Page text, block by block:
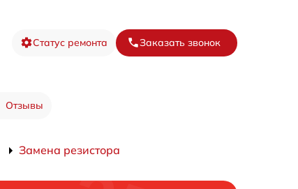
Статус ремонта Заказать звонок
Отзывы
Замена резистора